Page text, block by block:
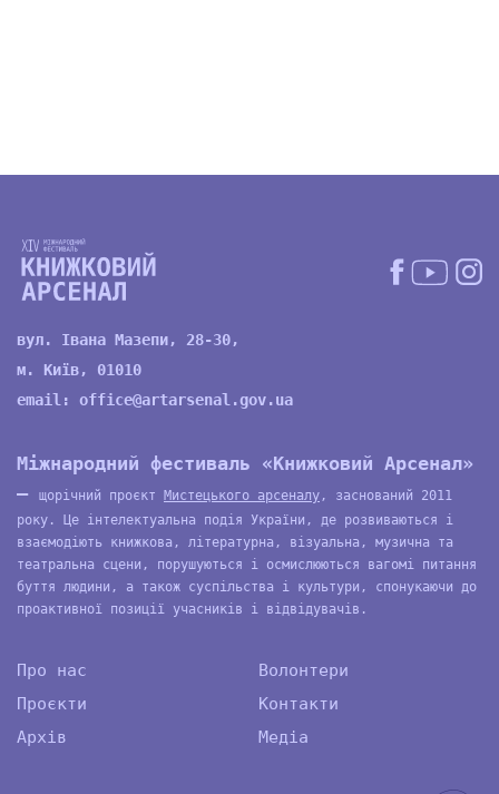
вул. Івана Мазепи, 28-30,
м. Київ, 01010
email: office@artarsenal.gov.ua
Міжнародний фестиваль «Книжковий Арсенал»
—
щорічний проєкт Мистецького арсеналу , заснований 2011
року. Це інтелектуальна подія України, де розвиваються і
взаємодіють книжкова, літературна, візуальна, музична та
театральна сцени, порушуються і осмислюються вагомі питання
буття людини, а також суспільства і культури, спонукаючи до
проактивної позиції учасників і відвідувачів.
Про нас
Проєкти
Архів
Волонтери
Контакти
Медіа